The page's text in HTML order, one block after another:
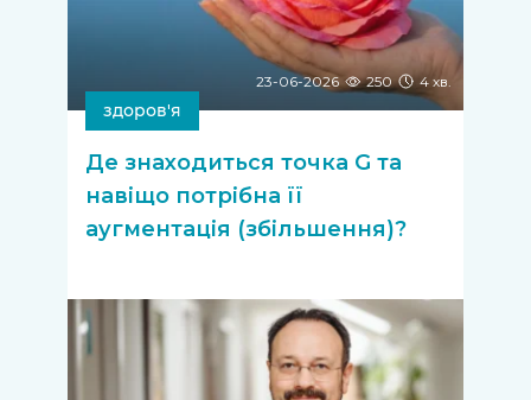
23-06-2026 250 4 хв.
здоров'я
Де знаходиться точка G та
навіщо потрібна її
аугментація (збільшення)?